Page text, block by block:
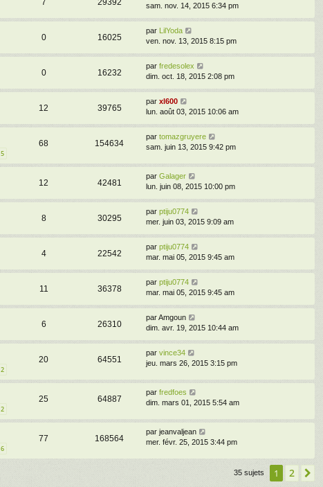
sam. nov. 14, 2015 6:34 pm
0 16025
par LilYoda
ven. nov. 13, 2015 8:15 pm
0 16232
par fredesolex
dim. oct. 18, 2015 2:08 pm
12 39765
par xl600
lun. août 03, 2015 10:06 am
5
68 154634
par tomazgruyere
sam. juin 13, 2015 9:42 pm
12 42481
par Galager
lun. juin 08, 2015 10:00 pm
8 30295
par ptiju0774
mer. juin 03, 2015 9:09 am
4 22542
par ptiju0774
mar. mai 05, 2015 9:45 am
11 36378
par ptiju0774
mar. mai 05, 2015 9:45 am
6 26310
parAmgoun
dim. avr. 19, 2015 10:44 am
2
20 64551
par vince34
jeu. mars 26, 2015 3:15 pm
2
25 64887
par fredfoes
dim. mars 01, 2015 5:54 am
6
77 168564
par jeanvaljean
mer. févr. 25, 2015 3:44 pm
35 sujets 1 2